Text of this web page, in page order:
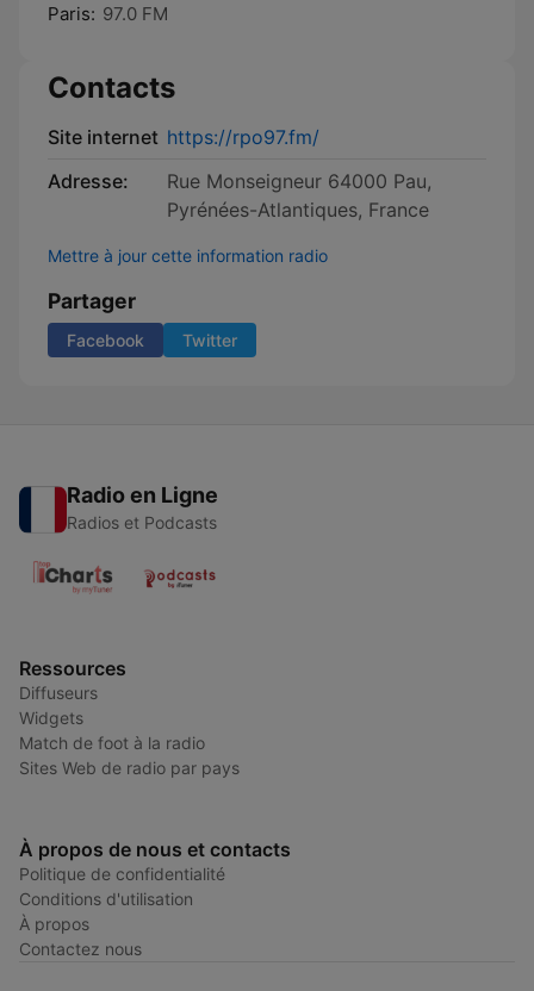
Paris: 97.0 FM
Contacts
Site internet https://rpo97.fm/
Adresse:
Rue Monseigneur 64000 Pau,
Pyrénées-Atlantiques, France
Mettre à jour cette information radio
Partager
Facebook Twitter
Radio en Ligne
Radios et Podcasts
Ressources
Diffuseurs
Widgets
Match de foot à la radio
Sites Web de radio par pays
À propos de nous et contacts
Politique de confidentialité
Conditions d'utilisation
À propos
Contactez nous